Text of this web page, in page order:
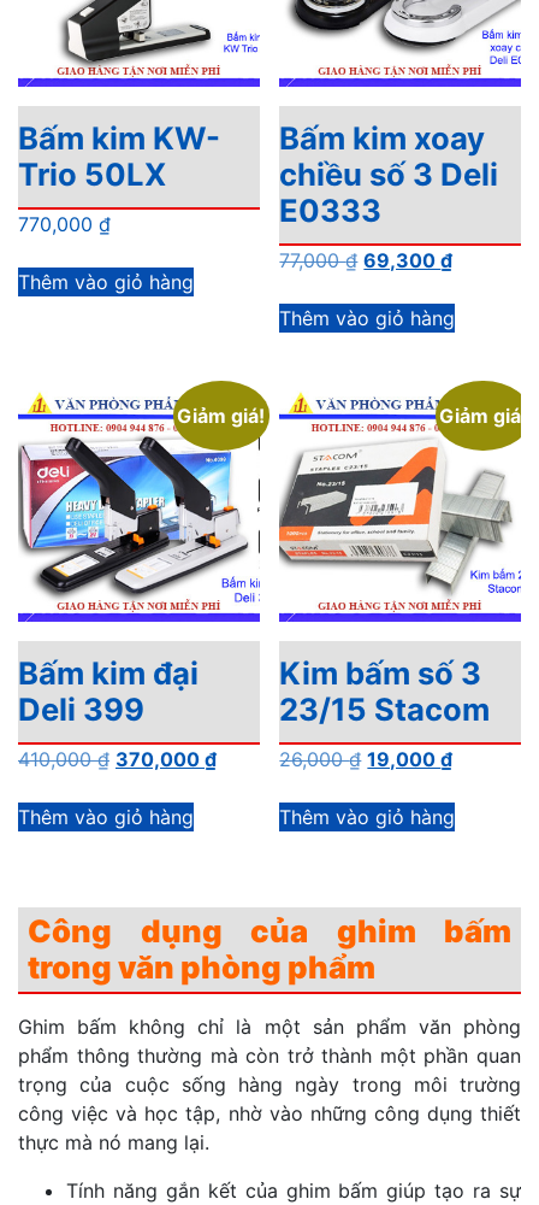
Bấm kim KW-
Trio 50LX
770,000 ₫
Thêm vào giỏ hàng
Bấm kim xoay
chiều số 3 Deli
E0333
77,000₫ Giá
là:
69,300₫Giá
tại
69,300 ₫.
Thêm vào giỏ hàng
Giảm giá!
Bấm kim đại
Deli 399
410,000₫ Giá
là:
370,000 ₫Giá
Thêm vào giỏ hàng
Giảm giá!
Kim bấm số 3
23/15 Stacom
26,000₫ Giá
là:
19,000₫Giá
tại
Thêm vào giỏ hàng
Công dụng của ghim bấm
trong văn phòng phẩm
Ghim bấm không chỉ là một sản phẩm văn phòng
phẩm thông thường mà còn trở thành một phần quan
trọng của cuộc sống hàng ngày trong môi trường
công việc và học tập, nhờ vào những công dụng thiết
thực mà nó mang lại.
Tính năng gắn kết của ghim bấm giúp tạo ra sự